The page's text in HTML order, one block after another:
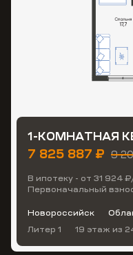
1-КОМНАТНАЯ
7 825 887 ₽ 9
В ипотеку - от 31 924
Первоначальный
Новороссийск
Литер 1
19 этаж из